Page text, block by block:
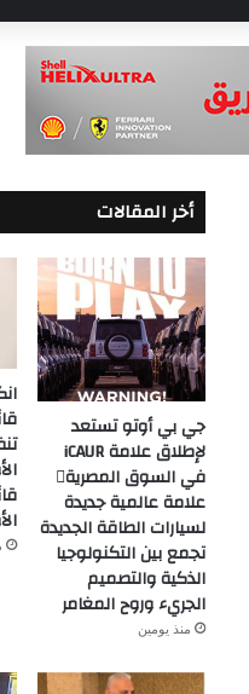
أخر المقالات
جي بي أوتو تستعد
لإطلاق علامة iCAUR
في السوق المصرية
علامة عالمية جديدة
لسيارات الطاقة الجديدة
تجمع بين التكنولوجيا
الذكية والتصميم
الجريء وروح المغامر
منذ يومين